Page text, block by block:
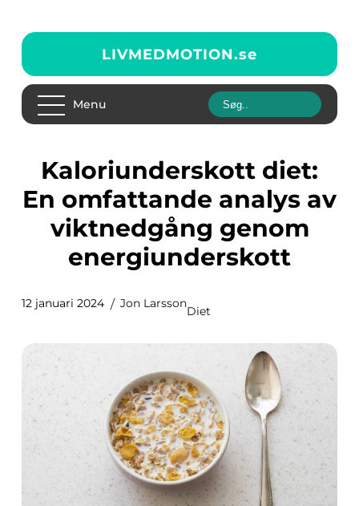
LIVMEDMOTION.se
Menu
Kaloriunderskott diet:
En omfattande analys av
viktnedgång genom
energiunderskott
12 januari 2024 Jon Larsson
Diet